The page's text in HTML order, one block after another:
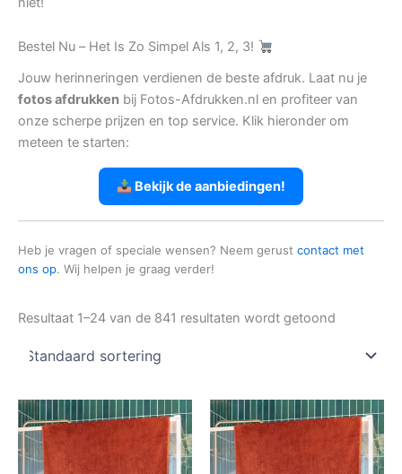
Bestel Nu – Het Is Zo Simpel Als 1, 2, 3!
Jouw herinneringen verdienen de beste afdruk. Laat nu je
fotos afdrukken bij Fotos-Afdrukken.nl en profiteer van
onze scherpe prijzen en top service. Klik hieronder om
meteen te starten:
Bekijk de aanbiedingen!
Heb je vragen of speciale wensen? Neem gerust contact met
ons op. Wij helpen je graag verder!
Resultaat 1–24 van de 841 resultaten wordt getoond